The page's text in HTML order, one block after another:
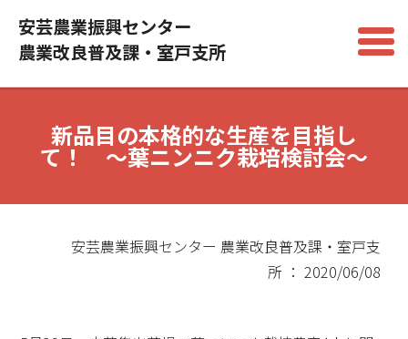
安芸農業振興センター
農業改良普及課・室戸支所
新品目の本格的な生産を目指し
て！ ～葉ニンニク栽培検討会～
安芸農業振興センター 農業改良普及課・室戸支
所 ： 2020/06/08